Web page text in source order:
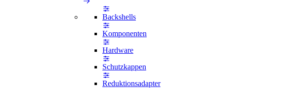
Backshells
Komponenten
Hardware
Schutzkappen
Reduktionsadapter